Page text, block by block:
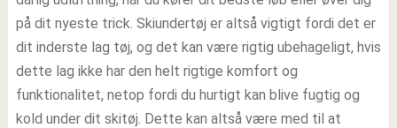
på dit nyeste trick. Skiundertøj er altså vigtigt fordi det er
dit inderste lag tøj, og det kan være rigtig ubehageligt, hvis
dette lag ikke har den helt rigtige komfort og
funktionalitet, netop fordi du hurtigt kan blive fugtig og
kold under dit skitøj. Dette kan altså være med til at